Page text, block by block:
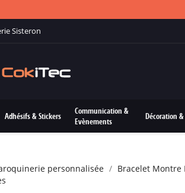
Sisteron
Adhésifs & Stickers
Communication &
Evènements
Décoration
personnalisée
Bracelet Montre